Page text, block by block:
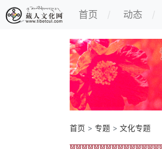
首页 动态
首页 > 专题 > 文化专题